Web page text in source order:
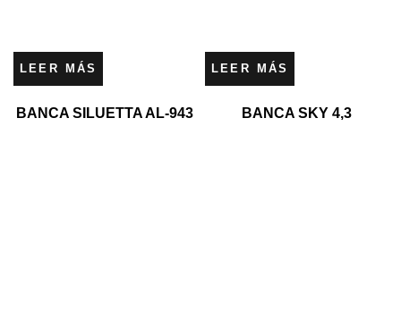
LEER MÁS
BANCA SILUETTA AL-943
LEER MÁS
BANCA SKY 4,3